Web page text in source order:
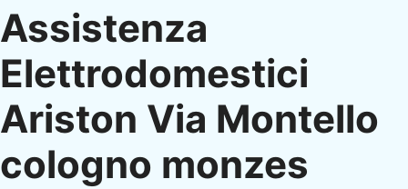
Assistenza
Elettrodomestici
Ariston Via Montello
cologno monzes